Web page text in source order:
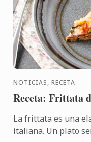
NOTICIAS, RECETA
Receta: Frittata
La frittata es una
italiana. Un plato